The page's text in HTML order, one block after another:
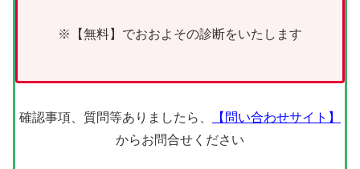
※【無料】でおおよその診断をいたします
確認事項、質問等ありましたら、
【問い合わせサイト】
からお問合せください